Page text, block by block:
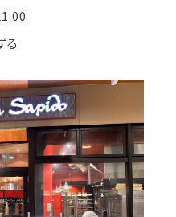
る